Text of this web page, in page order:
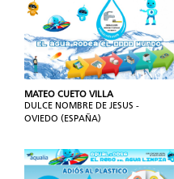
MATEO CUETO VILLA
DULCE NOMBRE DE JESUS -
OVIEDO (ESPAÑA)